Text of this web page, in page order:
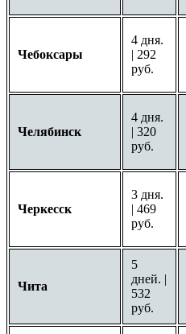
Чебоксары
4 дня.
| 292
руб.
Челябинск
4 дня.
| 320
руб.
Черкесск
3 дня.
| 469
руб.
Чита
5
дней. |
532
руб.